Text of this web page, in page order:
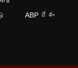
ABP దేశం
"Allow", you